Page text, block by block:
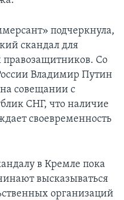
подчеркнула,
скандал для
правозащитников. Со
Владимир Путин
совещании с
СНГ, что наличие
своевременность
в Кремле пока
высказываться
организаций